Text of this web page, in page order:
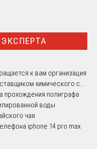
к вам организация
химического с...
прохождения полиграфа
воды
чая
iphone 14 pro max